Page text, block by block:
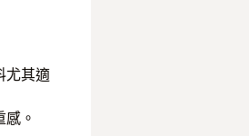
尤其適
。